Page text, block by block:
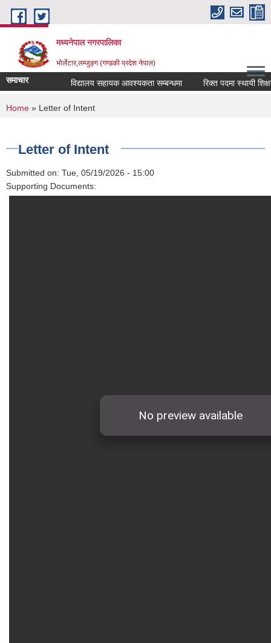
Skip to main content
मध्यनेपाल नगरपालिका
भोर्लेटार,लम्जुङ्ग (गण्डकी प्रदेश नेपाल)
समाचार विद्यालय सहायक आवश्यकता सम्बन्धमा रिक्त पदमा स्थायी शिक्षक
You are here
Home » Letter of Intent
Letter of Intent
Submitted on: Tue, 05/19/2026 - 15:00
Supporting Documents: